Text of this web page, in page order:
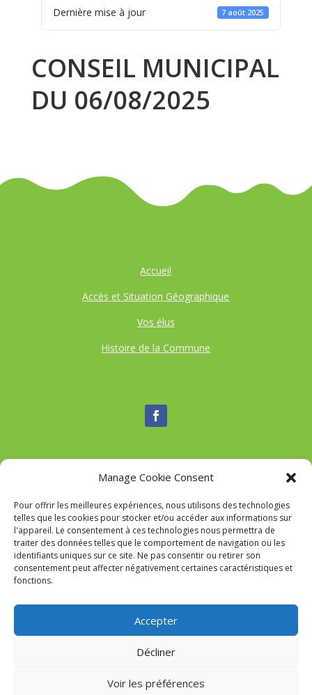
Manage Cookie Consent
Pour offrir les meilleures expériences, nous utilisons des technologies
telles que les cookies pour stocker et/ou accéder aux informations sur
l'appareil. Le consentement à ces technologies nous permettra de
traiter des données telles que le comportement de navigation ou les
identifiants uniques sur ce site. Ne pas consentir ou retirer son
consentement peut affecter négativement certaines caractéristiques et
fonctions.
Accepter
Décliner
Voir les préférences
Dernière mise à jour 7 août 2025
CONSEIL MUNICIPAL
DU 06/08/2025
Accueil
Accès et Situation Géographique
Vos élus
Histoire de la Commune
Nous contacter
Tél :04 95 52 84 88
Mail:commune-de-tavaco@orange.fr
Adresse :Figarella 20167 TAVACO